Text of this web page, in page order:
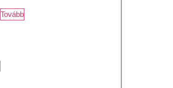
Tovább